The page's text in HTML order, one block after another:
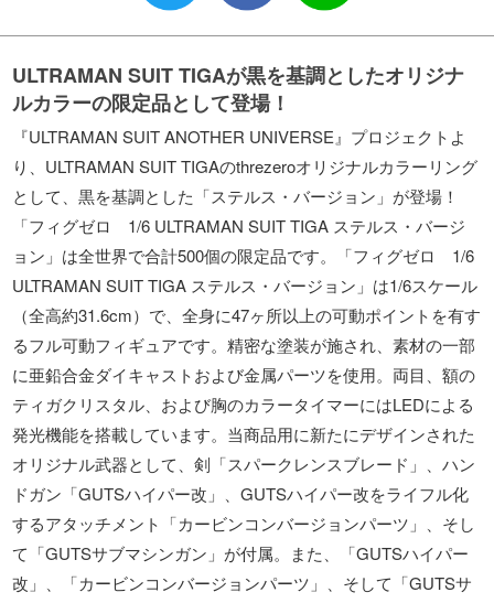
ULTRAMAN SUIT TIGAが黒を基調としたオリジナ
ルカラーの限定品として登場！
『ULTRAMAN SUIT ANOTHER UNIVERSE』プロジェクトよ
り、ULTRAMAN SUIT TIGAのthrezeroオリジナルカラーリング
として、黒を基調とした「ステルス・バージョン」が登場！
「フィグゼロ 1/6 ULTRAMAN SUIT TIGA ステルス・バージ
ョン」は全世界で合計500個の限定品です。「フィグゼロ 1/6
ULTRAMAN SUIT TIGA ステルス・バージョン」は1/6スケール
（全高約31.6cm）で、全身に47ヶ所以上の可動ポイントを有す
るフル可動フィギュアです。精密な塗装が施され、素材の一部
に亜鉛合金ダイキャストおよび金属パーツを使用。両目、額の
ティガクリスタル、および胸のカラータイマーにはLEDによる
発光機能を搭載しています。当商品用に新たにデザインされた
オリジナル武器として、剣「スパークレンスブレード」、ハン
ドガン「GUTSハイパー改」、GUTSハイパー改をライフル化
するアタッチメント「カービンコンバージョンパーツ」、そし
て「GUTSサブマシンガン」が付属。また、「GUTSハイパー
改」、「カービンコンバージョンパーツ」、そして「GUTSサ